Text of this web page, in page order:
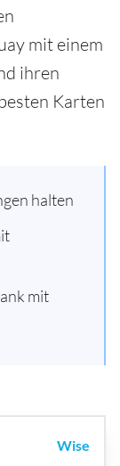
mit einem
ihren
Karten
halten
mit
Wise